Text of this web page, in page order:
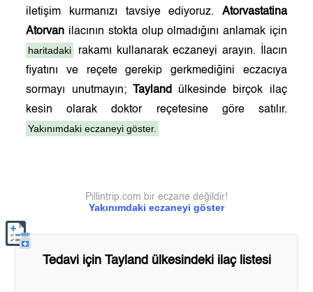
iletişim kurmanızı tavsiye ediyoruz. Atorvastatina
Atorvan ilacının stokta olup olmadığını anlamak için
haritadaki
rakamı kullanarak eczaneyi arayın. İlacın
fiyatını ve reçete gerekip gerkmediğini eczacıya
sormayı unutmayın;
Tayland
ülkesinde birçok ilaç
kesin olarak doktor reçetesine göre satılır.
Yakınımdaki eczaneyi göster.
Yakınımdaki eczaneyi göster
Pillintrip.com bir eczane değildir!
Tedavi için Tayland ülkesindeki ilaç listesi